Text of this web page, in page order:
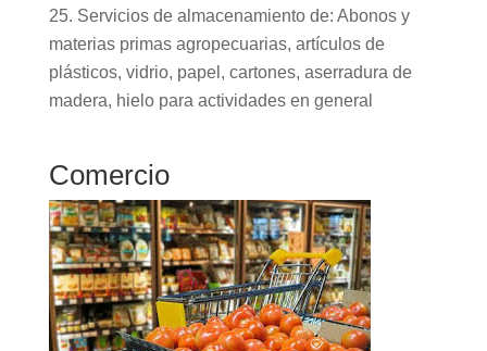
Servicios de almacenamiento de: Abonos y
materias primas agropecuarias, artículos de
plásticos, vidrio, papel, cartones, aserradura de
madera, hielo para actividades en general
Comercio